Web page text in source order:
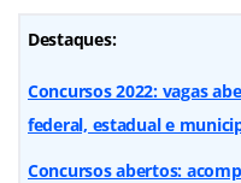
Destaques:
Concursos 2022: vagas
federal, estadual e
Concursos abertos: